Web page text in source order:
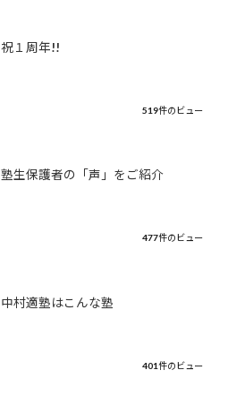
祝１周年!!
519件のビュー
塾生保護者の「声」をご紹介
477件のビュー
中村適塾はこんな塾
401件のビュー